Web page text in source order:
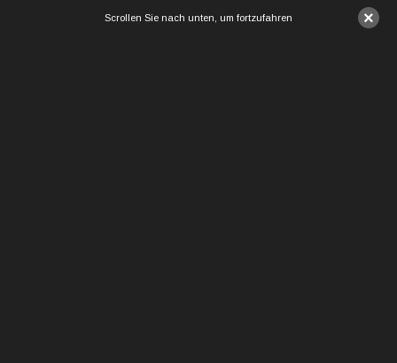
×
Scrollen Sie nach unten, um fortzufahren